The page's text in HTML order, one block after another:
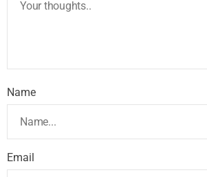
Name
Email